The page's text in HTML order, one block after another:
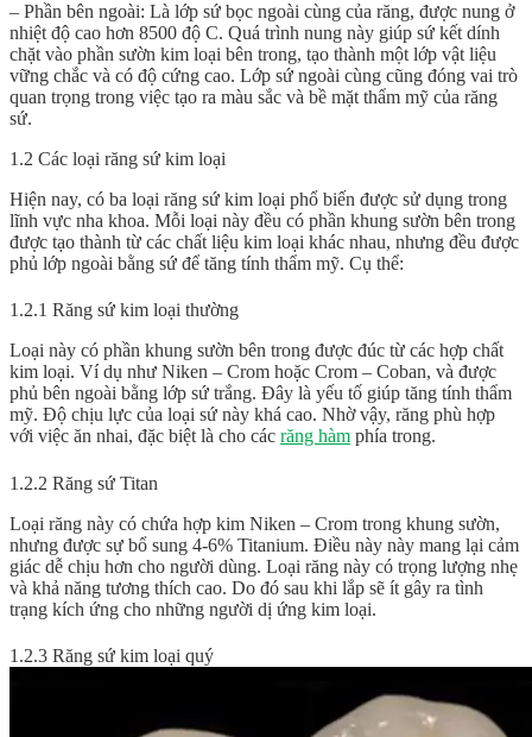
– Phần bên ngoài: Là lớp sứ bọc ngoài cùng của răng, được nung ở
nhiệt độ cao hơn 8500 độ C. Quá trình nung này giúp sứ kết dính
chặt vào phần sườn kim loại bên trong, tạo thành một lớp vật liệu
vững chắc và có độ cứng cao. Lớp sứ ngoài cùng cũng đóng vai trò
quan trọng trong việc tạo ra màu sắc và bề mặt thẩm mỹ của răng
sứ.
1.2 Các loại răng sứ kim loại
Hiện nay, có ba loại răng sứ kim loại phổ biến được sử dụng trong
lĩnh vực nha khoa. Mỗi loại này đều có phần khung sườn bên trong
được tạo thành từ các chất liệu kim loại khác nhau, nhưng đều được
phủ lớp ngoài bằng sứ để tăng tính thẩm mỹ. Cụ thể:
1.2.1 Răng sứ kim loại thường
Loại này có phần khung sườn bên trong được đúc từ các hợp chất
kim loại. Ví dụ như Niken – Crom hoặc Crom – Coban, và được
phủ bên ngoài bằng lớp sứ trắng. Đây là yếu tố giúp tăng tính thẩm
mỹ. Độ chịu lực của loại sứ này khá cao. Nhờ vậy, răng phù hợp
với việc ăn nhai, đặc biệt là cho các răng hàm phía trong.
1.2.2 Răng sứ Titan
Loại răng này có chứa hợp kim Niken – Crom trong khung sườn,
nhưng được sự bổ sung 4-6% Titanium. Điều này này mang lại cảm
giác dễ chịu hơn cho người dùng. Loại răng này có trọng lượng nhẹ
và khả năng tương thích cao. Do đó sau khi lắp sẽ ít gây ra tình
trạng kích ứng cho những người dị ứng kim loại.
1.2.3 Răng sứ kim loại quý